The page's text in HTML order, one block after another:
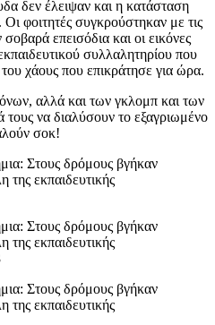
δεν έλειψαν και η κατάσταση
φοιτητές συγκρούστηκαν με τις
επεισόδια και οι εικόνες
συλλαλητηρίου που
του χάους που επικράτησε για ώρα.
αλλά και των γκλομπ και των
να διαλύσουν το εξαγριωμένο
σοκ!